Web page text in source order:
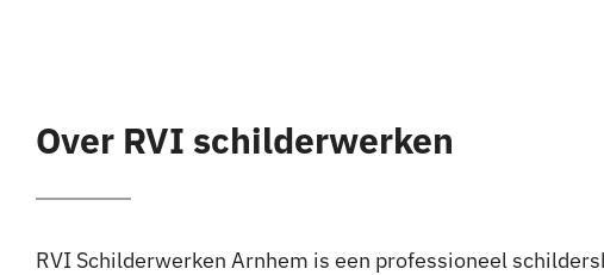
Over RVI schilderwerken
RVI Schilderwerken Arnhem is een professioneel